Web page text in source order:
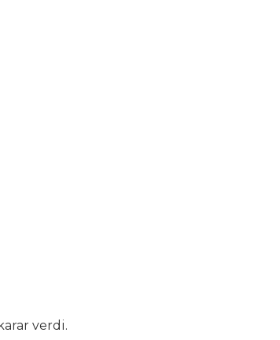
verdi.